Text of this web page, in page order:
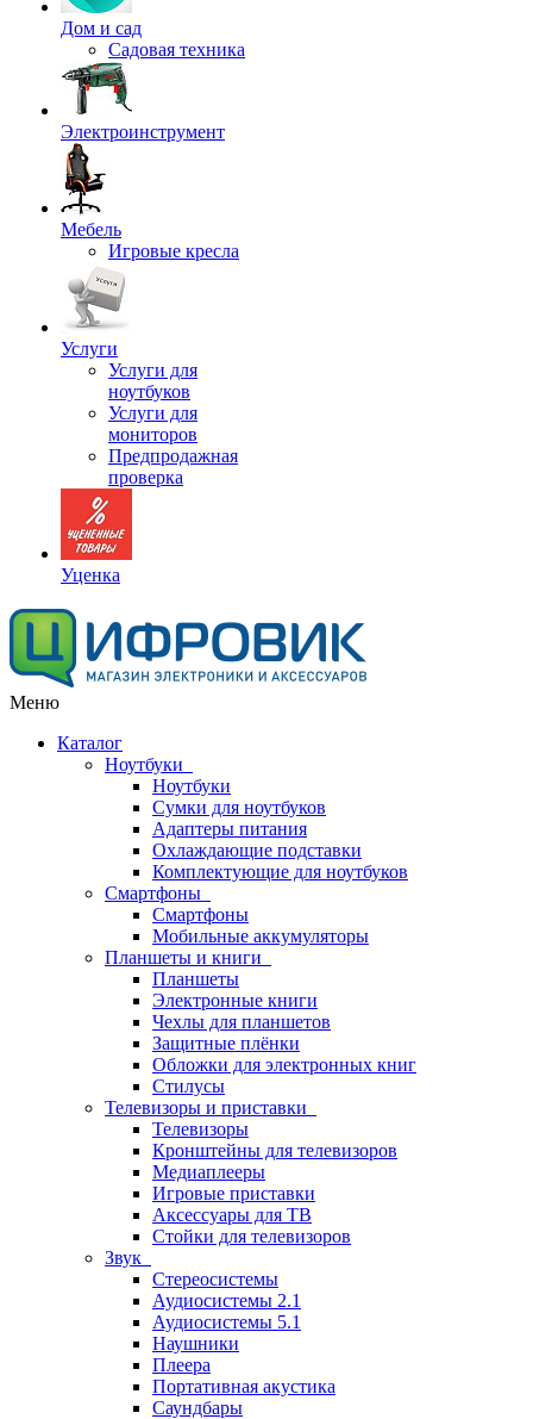
Дом и сад
Садовая техника
Электроинструмент
Мебель
Игровые кресла
Услуги
Услуги для
ноутбуков
Услуги для
мониторов
Предпродажная
проверка
Уценка
Меню
Каталог
Ноутбуки
Ноутбуки
Сумки для ноутбуков
Адаптеры питания
Охлаждающие подставки
Комплектующие для ноутбуков
Смартфоны
Смартфоны
Мобильные аккумуляторы
Планшеты и книги
Планшеты
Электронные книги
Чехлы для планшетов
Защитные плёнки
Обложки для электронных книг
Стилусы
Телевизоры и приставки
Телевизоры
Кронштейны для телевизоров
Медиаплееры
Игровые приставки
Аксессуары для ТВ
Стойки для телевизоров
Звук
Стереосистемы
Аудиосистемы 2.1
Аудиосистемы 5.1
Наушники
Плеера
Портативная акустика
Саундбары